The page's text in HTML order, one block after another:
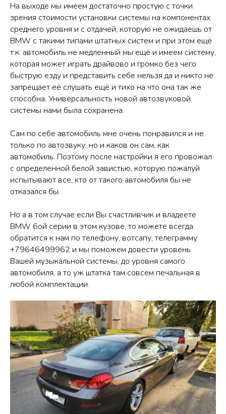
На выходе мы имеем достаточно простую с точки
зрения стоимости установки системы на компонентах
среднего уровня и с отдачей, которую не ожидаешь от
BMW с такими типами штатных систем и при этом ещё
т.к. автомобиль не медленный мы ещё и имеем систему,
которая может играть драйвово и громко без чего
быструю езду и представить себе нельзя да и никто не
запрещает её слушать ещё и тихо на что она так же
способна. Универсальность новой автозвуковой
системы нами была сохранена.
Сам по себе автомобиль мне очень понравился и не
только по автозвуку, но и каков он сам, как
автомобиль. Поэтому после настройки я его провожал
с определенной белой завистью, которую пожалуй
испытывают все, кто от такого автомобиля бы не
отказался бы.
Но а в том случае если Вы счастливчик и владеете
BMW 6ой серии в этом кузове, то можете всегда
обратится к нам по телефону, вотсапу, телеграмму
+79646499962 и мы поможем довести уровень
Вашей музыкальной системы, до уровня самого
автомобиля, а то уж штатка там совсем печальная в
любой комплектации.